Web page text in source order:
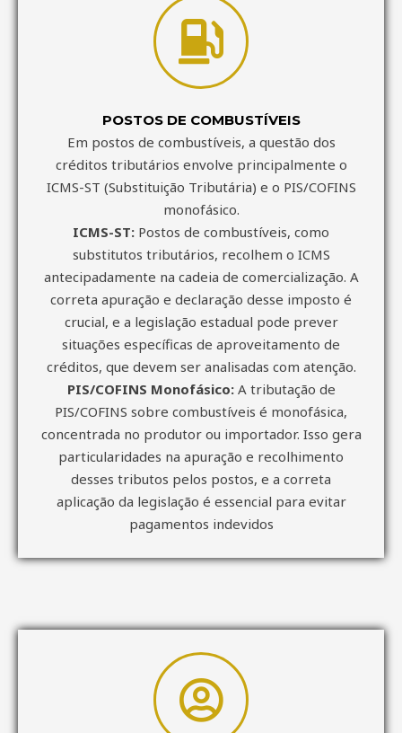
POSTOS DE COMBUSTÍVEIS
Em postos de combustíveis, a questão dos
créditos tributários envolve principalmente o
ICMS-ST (Substituição Tributária) e o PIS/COFINS
monofásico.
ICMS-ST: Postos de combustíveis, como
substitutos tributários, recolhem o ICMS
antecipadamente na cadeia de comercialização. A
correta apuração e declaração desse imposto é
crucial, e a legislação estadual pode prever
situações específicas de aproveitamento de
créditos, que devem ser analisadas com atenção.
PIS/COFINS Monofásico:A tributação de
PIS/COFINS sobre combustíveis é monofásica,
concentrada no produtor ou importador. Isso gera
particularidades na apuração e recolhimento
desses tributos pelos postos, e a correta
aplicação da legislação é essencial para evitar
pagamentos indevidos